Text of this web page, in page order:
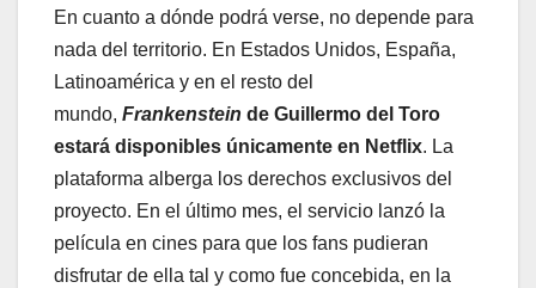
En cuanto a dónde podrá verse, no depende para
nada del territorio. En Estados Unidos, España,
Latinoamérica y en el resto del
mundo, Frankenstein de Guillermo del Toro
estará disponibles únicamente en Netflix. La
plataforma alberga los derechos exclusivos del
proyecto. En el último mes, el servicio lanzó la
película en cines para que los fans pudieran
disfrutar de ella tal y como fue concebida, en la